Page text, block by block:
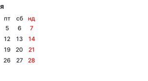
пт сб
нд
5 6
7
12 13
14
19 20
21
26 27
28